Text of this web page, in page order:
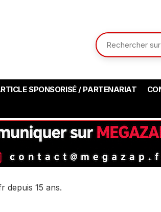
SPONSORISÉ / PARTENARIAT
depuis 15 ans.